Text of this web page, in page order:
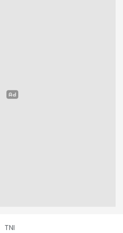
TNI